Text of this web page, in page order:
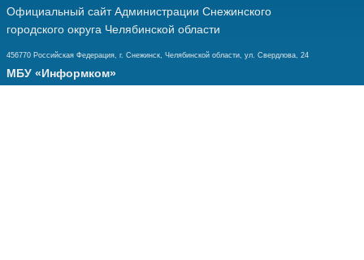
Официальный сайт Администрации Снежинского
городского округа Челябинской области
456770 Российская Федерация, г. Снежинск, Челябинской области, ул. Свердлова, 24
МБУ «Информком»